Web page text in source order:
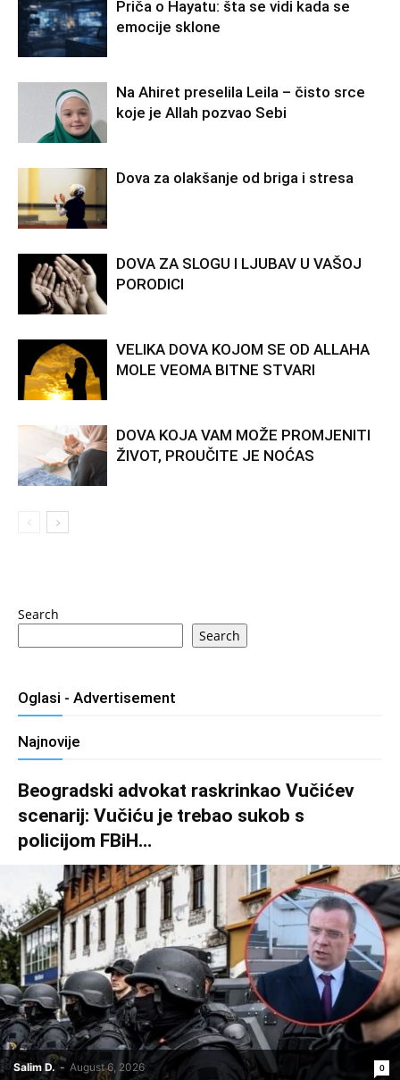
Priča o Hayatu: šta se vidi kada se
emocije sklone
Na Ahiret preselila Leila – čisto srce
koje je Allah pozvao Sebi
Dova za olakšanje od briga i stresa
DOVA ZA SLOGU I LJUBAV U VAŠOJ
PORODICI
VELIKA DOVA KOJOM SE OD ALLAHA
MOLE VEOMA BITNE STVARI
DOVA KOJA VAM MOŽE PROMJENITI
ŽIVOT, PROUČITE JE NOĆAS
Search
Search
Oglasi - Advertisement
Najnovije
Beogradski advokat raskrinkao Vučićev
scenarij: Vučiću je trebao sukob s
policijom FBiH…
Salim D. - August 6, 2026 0